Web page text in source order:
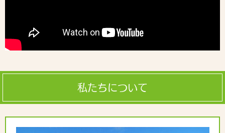
私たちについて